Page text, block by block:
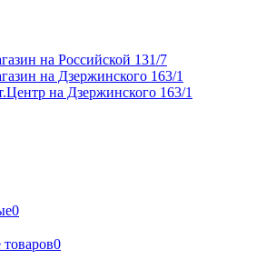
на Российской 131/7
на Дзержинского 163/1
на Дзержинского 163/1
0
0